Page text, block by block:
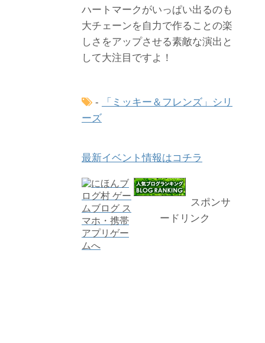
ハートマークがいっぱい出るのも
大チェーンを自力で作ることの楽
しさをアップさせる素敵な演出と
して大注目ですよ！
-
「ミッキー＆フレンズ」シリ
ーズ
最新イベント情報はコチラ
スポンサ
ードリンク